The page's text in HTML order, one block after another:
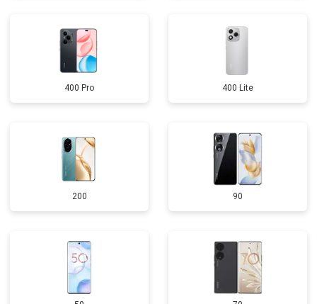
400 Pro 400 Lite
200 90